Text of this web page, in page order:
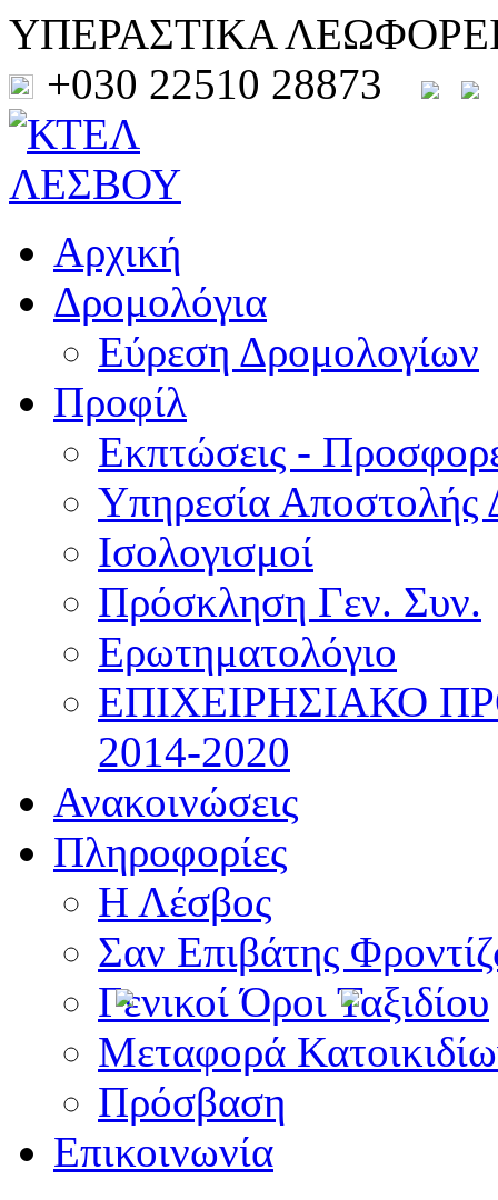
ΥΠΕΡΑΣΤΙΚΑ
+030 22510 28873
Αρχική
Δρομολόγια
Εύρεση Δρομολογίων
Προφίλ
Εκπτώσεις -
Υπηρεσία Αποστολής
Ισολογισμοί
Πρόσκληση Γεν. Συν.
Ερωτηματολόγιο
ΕΠΙΧΕΙΡΗΣΙΑΚΟ
2014-2020
Ανακοινώσεις
Πληροφορίες
Η Λέσβος
Σαν Επιβάτης
Γενικοί Όροι Ταξιδίου
Μεταφορά
Πρόσβαση
Επικοινωνία